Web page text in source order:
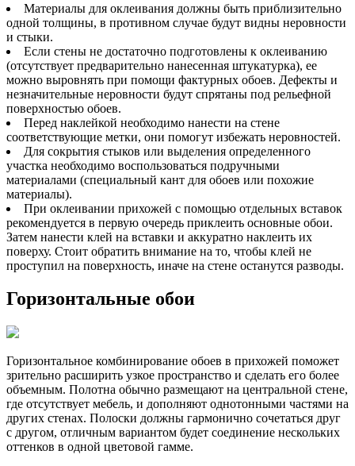
Материалы для оклеивания должны быть приблизительно
одной толщины, в противном случае будут видны неровности
и стыки.
Если стены не достаточно подготовлены к оклеиванию
(отсутствует предварительно нанесенная штукатурка), ее
можно выровнять при помощи фактурных обоев. Дефекты и
незначительные неровности будут спрятаны под рельефной
поверхностью обоев.
Перед наклейкой необходимо нанести на стене
соответствующие метки, они помогут избежать неровностей.
Для сокрытия стыков или выделения определенного
участка необходимо воспользоваться подручными
материалами (специальный кант для обоев или похожие
материалы).
При оклеивании прихожей с помощью отдельных вставок
рекомендуется в первую очередь приклеить основные обои.
Затем нанести клей на вставки и аккуратно наклеить их
поверху. Стоит обратить внимание на то, чтобы клей не
проступил на поверхность, иначе на стене останутся разводы.
Горизонтальные обои
Горизонтальное комбинирование обоев в прихожей поможет
зрительно расширить узкое пространство и сделать его более
объемным. Полотна обычно размещают на центральной стене,
где отсутствует мебель, и дополняют однотонными частями на
других стенах. Полоски должны гармонично сочетаться друг
с другом, отличным вариантом будет соединение нескольких
оттенков в одной цветовой гамме.